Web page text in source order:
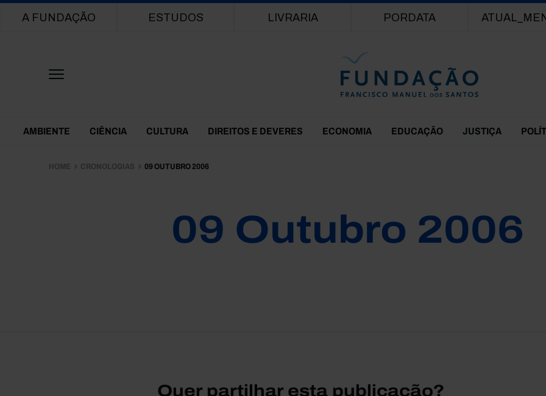
Main navigation
A FUNDAÇÃO ESTUDOS LIVRARIA PORDATA
Themes Menu
AMBIENTE CIÊNCIA CULTURA DIREITOS E DEVERES ECONOMIA EDUCAÇÃO JUSTIÇA
HOME CRONOLOGIAS 09 OUTUBRO 2006
09 Outubro 2006
Quer partilhar esta publicação?